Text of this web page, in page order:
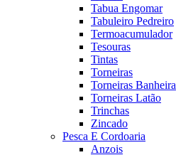
Tabua Engomar
Tabuleiro Pedreiro
Termoacumulador
Tesouras
Tintas
Torneiras
Torneiras Banheira
Torneiras Latão
Trinchas
Zincado
Pesca E Cordoaria
Anzois